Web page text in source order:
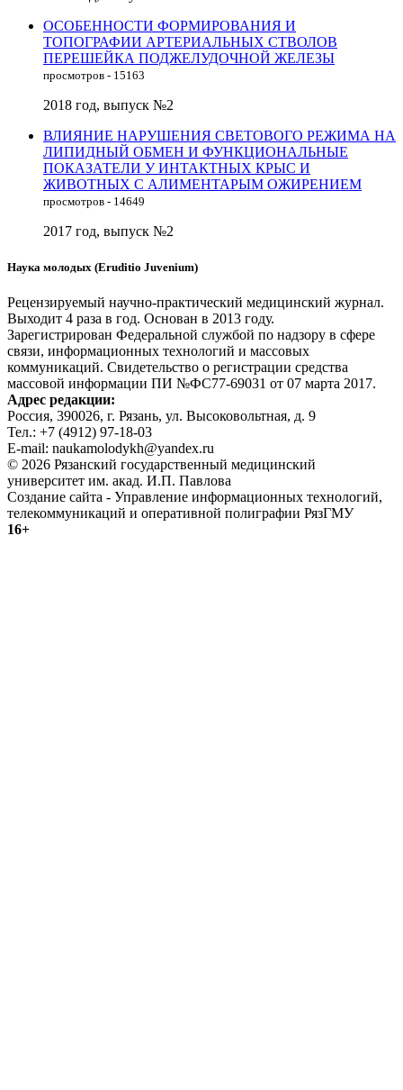
ОСОБЕННОСТИ ФОРМИРОВАНИЯ И
ТОПОГРАФИИ АРТЕРИАЛЬНЫХ СТВОЛОВ
ПЕРЕШЕЙКА ПОДЖЕЛУДОЧНОЙ ЖЕЛЕЗЫ
просмотров - 15163
2018 год, выпуск №2
ВЛИЯНИЕ НАРУШЕНИЯ СВЕТОВОГО РЕЖИМА НА
ЛИПИДНЫЙ ОБМЕН И ФУНКЦИОНАЛЬНЫЕ
ПОКАЗАТЕЛИ У ИНТАКТНЫХ КРЫС И
ЖИВОТНЫХ С АЛИМЕНТАРЫМ ОЖИРЕНИЕМ
просмотров - 14649
2017 год, выпуск №2
Наука молодых (Eruditio Juvenium)
Рецензируемый научно-практический медицинский журнал.
Выходит 4 раза в год. Основан в 2013 году.
Зарегистрирован Федеральной службой по надзору в сфере
связи, информационных технологий и массовых
коммуникаций. Свидетельство о регистрации средства
массовой информации ПИ №ФС77-69031 от 07 марта 2017.
Адрес редакции:
Россия, 390026, г. Рязань, ул. Высоковольтная, д. 9
Тел.: +7 (4912) 97-18-03
E-mail: naukamolodykh@yandex.ru
© 2026 Рязанский государственный медицинский
университет им. акад. И.П. Павлова
Создание сайта - Управление информационных технологий,
телекоммуникаций и оперативной полиграфии РязГМУ
16+